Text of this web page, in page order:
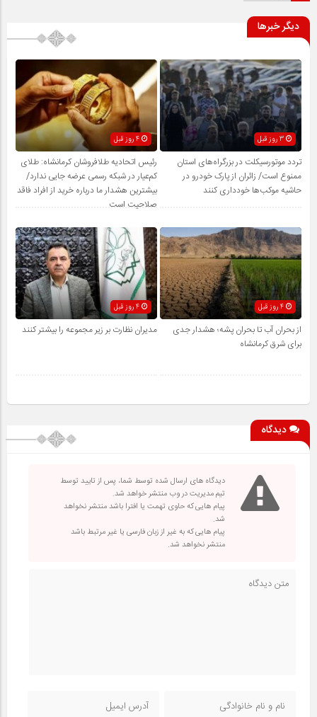
دیگر خبرها
3 روز قبل
تردد موتورسیکلت در بزرگراه‌های استان
ممنوع است/ زائران از پارک خودرو در
حاشیه موکب‌ها خودداری کنند
رئیس اتحادیه طلافروشان کرمانشاه: طلای
کم‌عیار در شبکه رسمی عرضه جایی ندارد/
بیشترین هشدار ما درباره خرید از افراد فاقد
صلاحیت است
4 روز قبل
از بحران آب تا بحران پشه؛ هشدار جدی
برای شرق کرمانشاه
مدیران نظارت بر زیر مجموعه را بیشتر کنند
دیدگاه
دیدگاه های ارسال شده توسط شما، پس از تایید توسط
تیم مدیریت در وب منتشر خواهد شد.
پیام هایی که حاوی تهمت یا افترا باشد منتشر نخواهد
شد.
پیام هایی که به غیر از زبان فارسی یا غیر مرتبط باشد
منتشر نخواهد شد.